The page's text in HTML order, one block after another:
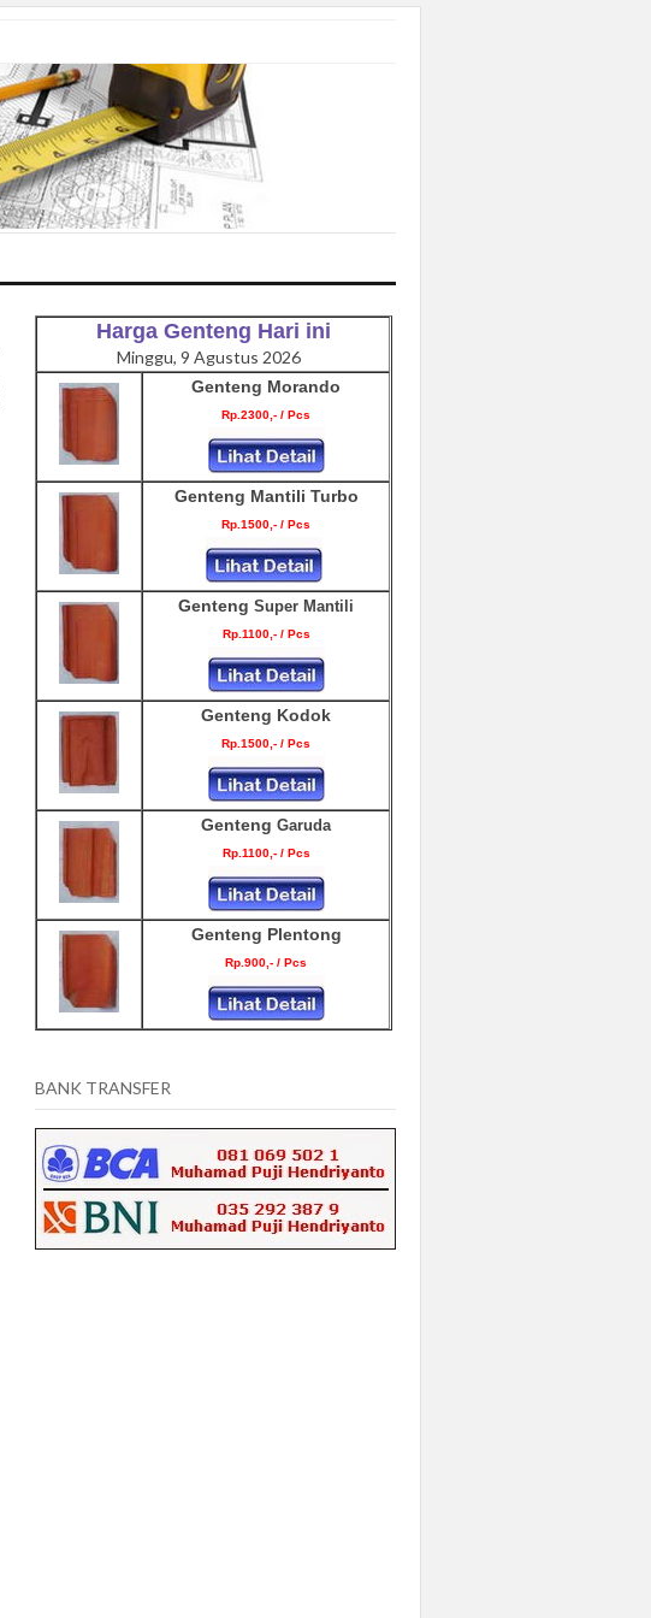
Harga Genteng Hari ini
Minggu, 9 Agustus 2026
Genteng Morando
Rp.2300,- / Pcs
Genteng Mantili Turbo
Rp.1500,- / Pcs
Genteng Super Mantili
Rp.1100,- / Pcs
Genteng Kodok
Rp.1500,- / Pcs
Genteng Garuda
Rp.1100,- / Pcs
Genteng Plentong
Rp.900,- / Pcs
BANK TRANSFER